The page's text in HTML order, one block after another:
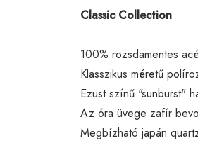
Classic Collection
100% rozsdamentes
Klasszikus méretű
Ezüst színű "sunburst"
Az óra üvege zafír
Megbízható japán